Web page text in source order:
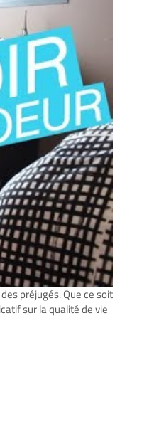
préjugés. Que ce soit
sur la qualité de vie